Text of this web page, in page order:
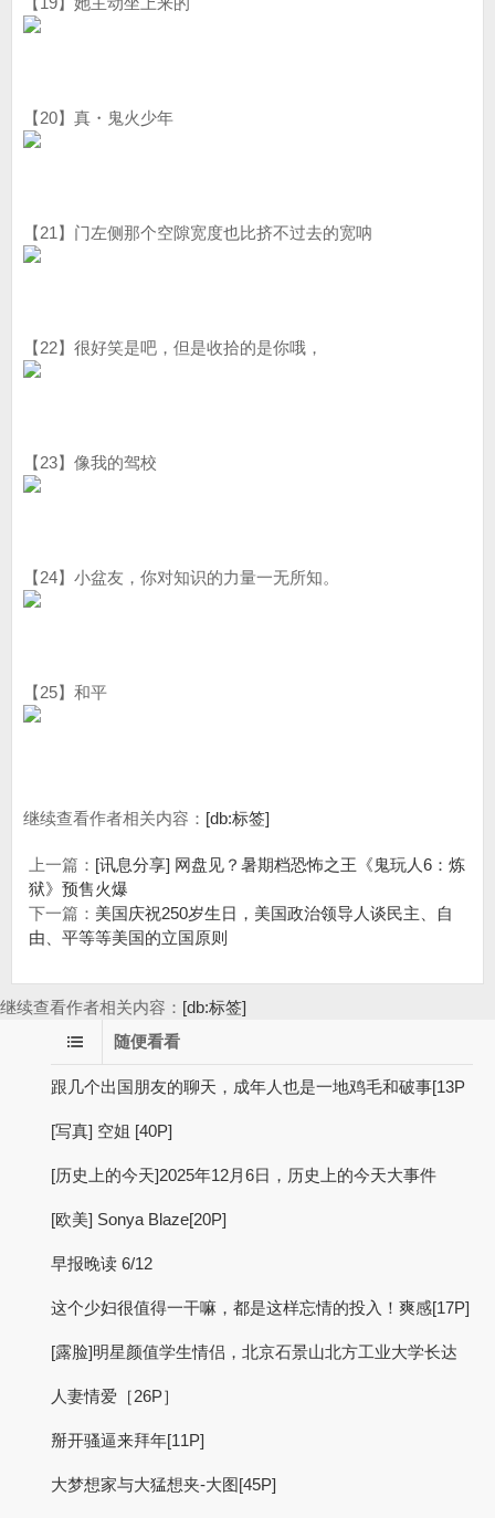
【20】真・鬼火少年
【21】门左侧那个空隙宽度也比挤不过去的宽呐
【22】很好笑是吧，但是收拾的是你哦，
【23】像我的驾校
【24】小盆友，你对知识的力量一无所知。
【25】和平
继续查看作者相关内容： [db:标签]
上一篇： [讯息分享] 网盘见？暑期档恐怖之王《鬼玩人6：炼
狱》预售火爆
下一篇： 美国庆祝250岁生日，美国政治领导人谈民主、自
由、平等等美国的立国原则
继续查看作者相关内容： [db:标签]
随便看看
跟几个出国朋友的聊天，成年人也是一地鸡毛和破事[13P
[写真] 空姐 [40P]
[历史上的今天]2025年12月6日，历史上的今天大事件
[欧美] Sonya Blaze[20P]
早报晚读 6/12
这个少妇很值得一干嘛，都是这样忘情的投入！爽感[17P]
[露脸]明星颜值学生情侣，北京石景山北方工业大学长达
人妻情爱［26P］
掰开骚逼来拜年[11P]
大梦想家与大猛想夹-大图[45P]